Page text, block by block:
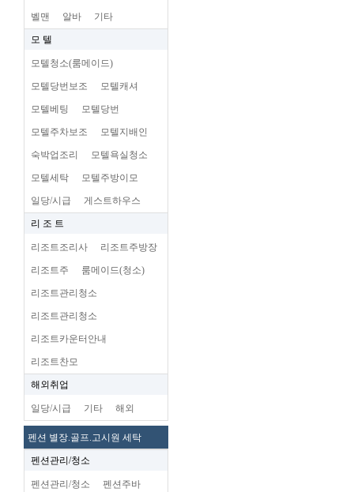
벨맨 알바 기타
모 텔
모텔청소(룸메이드)
모텔당번보조 모텔캐셔
모텔베팅 모텔당번
모텔주차보조 모텔지배인
숙박업조리 모텔욕실청소
모텔세탁 모텔주방이모
일당/시급 게스트하우스
리 조 트
리조트조리사 리조트주방장
리조트주 룸메이드(청소)
리조트관리청소
리조트관리청소
리조트카운터안내
리조트찬모
해외취업
일당/시급 기타 해외
펜션 별장.골프.고시원 세탁
펜션관리/청소
펜션관리/청소 펜션주바